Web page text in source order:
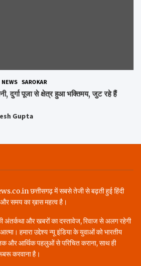
NEWS SAROKAR
दुर्गा पूजा से क्षेत्र हुआ भक्तिमय, जुट रहे हैं
Gupta
छत्तीसगढ़ में सबसे तेजी से बढ़ती हुई हिंदी
समय का ख़ास महत्व है।
अंतर्कथा और खबरों का दस्तावेज, रिवाज से अलग रहेगी
हमारा उद्देश्य न्यू इंडिया के युवाओं को भारतीय
और आर्थिक पहलुओं से परिचित कराना, साथ ही
करवाना है।